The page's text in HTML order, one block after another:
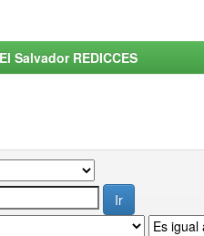
Salvador REDICCES